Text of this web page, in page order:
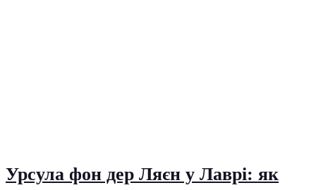
Урсула фон дер Ляєн у Лаврі: як